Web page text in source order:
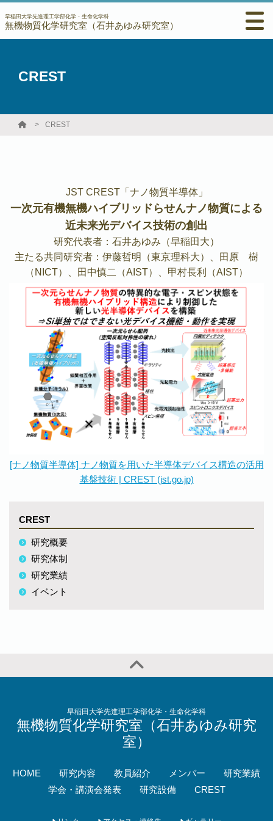
早稲田大学先進理工学部化学・生命化学科
無機物質化学研究室（石井あゆみ研究室）
CREST
CREST
JST CREST「ナノ物質半導体」
一次元有機無機ハイブリッドらせんナノ物質による
近未来光デバイス技術の創出
研究代表者：石井あゆみ（早稲田大）
主たる共同研究者：伊藤哲明（東京理科大）、田原 樹
（NICT）、田中慎二（AIST）、甲村長利（AIST）
[ナノ物質半導体] ナノ物質を用いた半導体デバイス構造の活用
基盤技術 | CREST (jst.go.jp)
CREST
研究概要
研究体制
研究業績
イベント
早稲田大学先進理工学部化学・生命化学科
無機物質化学研究室（石井あゆみ研究
室）
HOME 研究内容 教員紹介 メンバー
研究業績
学会・講演会発表
研究設備 CREST